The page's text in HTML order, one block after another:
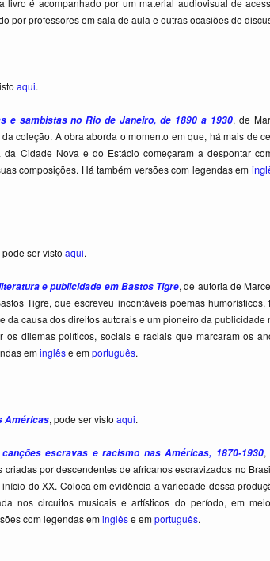
é acompanhado por um material audiovisual de
por professores em sala de aula e outras ocasiões de
aqui.
e sambistas no Rio de Janeiro, de 1890 a 1930, de
coleção. A obra aborda o momento em que, há mais de
Cidade Nova e do Estácio começaram a despontar
composições. Há também versões com legendas em
pode ser visto aqui.
e publicidade em Bastos Tigre, de autoria de
Tigre, que escreveu incontáveis poemas humorísticos,
da causa dos direitos autorais e um pioneiro da publicidade
dilemas políticos, sociais e raciais que marcaram os
eminglêse emportuguês.
Américas, pode ser visto aqui.
escravas e racismo nas Américas, 1870-1930,
por descendentes de africanos escravizados no
do XX. Coloca em evidência a variedade dessa
nos circuitos musicais e artísticos do período, em
com legendas eminglêse emportuguês.